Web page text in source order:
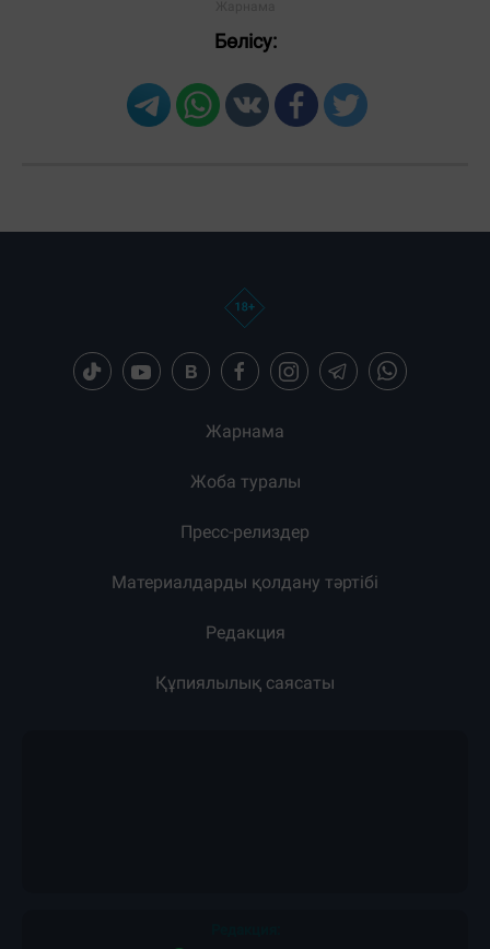
Бөлісу:
Жарнама
Жоба туралы
Пресс-релиздер
Материалдарды қолдану тәртібі
Редакция
Құпиялылық саясаты